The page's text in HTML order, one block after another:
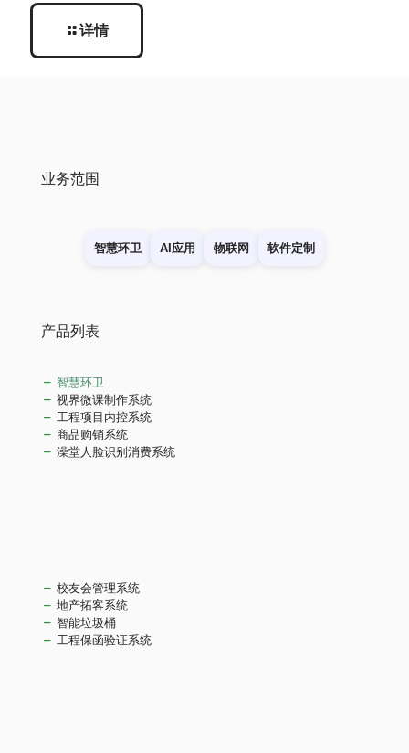
详情
业务范围
智慧环卫 AI应用 物联网 软件定制
产品列表
智慧环卫
视界微课制作系统
工程项目内控系统
商品购销系统
澡堂人脸识别消费系统
校友会管理系统
地产拓客系统
智能垃圾桶
工程保函验证系统